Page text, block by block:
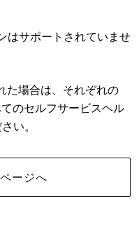
はサポートされていませ
た場合は、それぞれの
のセルフサービスヘル
い。
ージへ